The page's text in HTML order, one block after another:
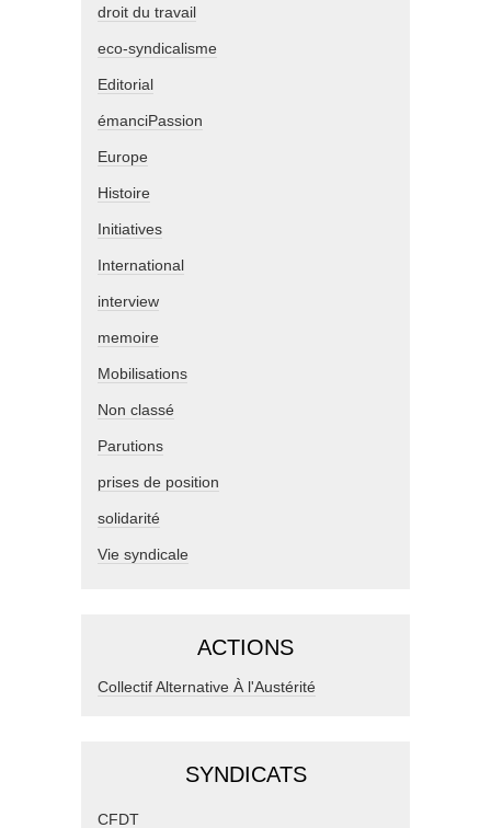
droit du travail
eco-syndicalisme
Editorial
émanciPassion
Europe
Histoire
Initiatives
International
interview
memoire
Mobilisations
Non classé
Parutions
prises de position
solidarité
Vie syndicale
ACTIONS
Collectif Alternative À l'Austérité
SYNDICATS
CFDT